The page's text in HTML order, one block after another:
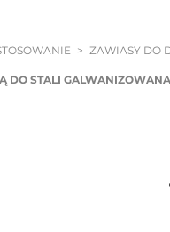
> ZAWIASY DO
DO STALI